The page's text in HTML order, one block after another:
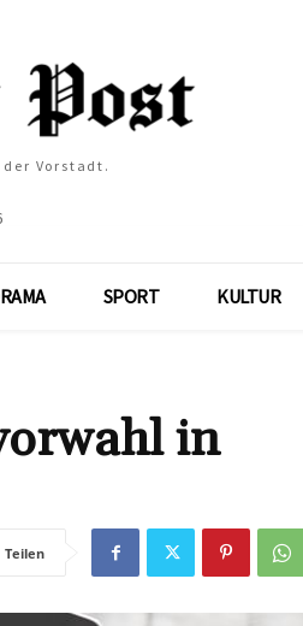
Vorstadt.
SPORT KULTUR
in
Teilen